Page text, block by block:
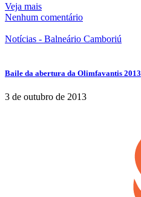
Veja mais
Nenhum comentário
Notícias - Balneário Camboriú
Baile da abertura da Olimfavantis 2013
3 de outubro de 2013